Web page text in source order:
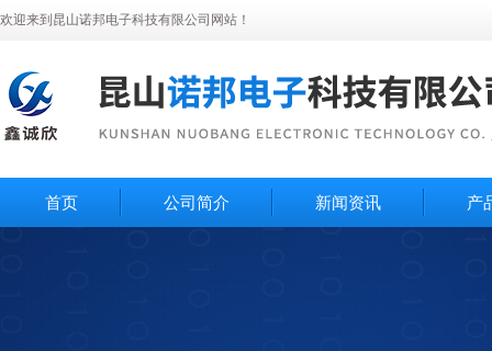
欢迎来到昆山诺邦电子科技有限公司网站！
首页 公司简介 新闻资讯 产